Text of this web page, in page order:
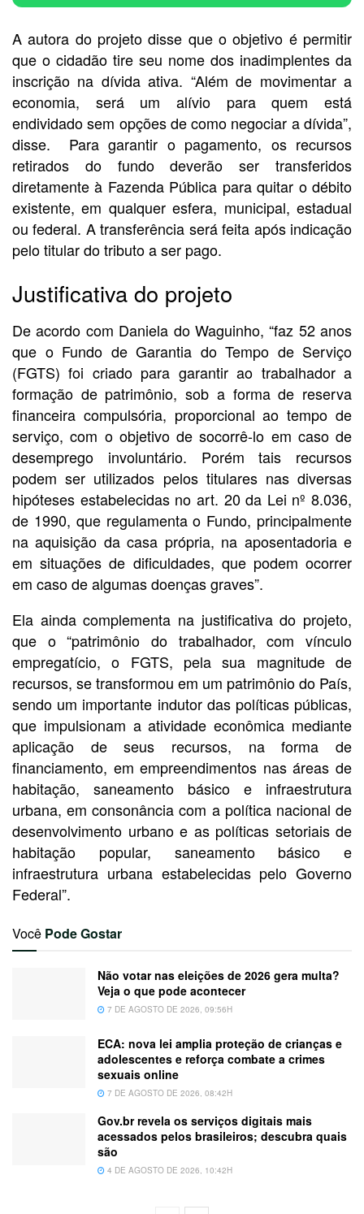
A autora do projeto disse que o objetivo é permitir
que o cidadão tire seu nome dos inadimplentes da
inscrição na dívida ativa. “Além de movimentar a
economia, será um alívio para quem está
endividado sem opções de como negociar a dívida”,
disse. Para garantir o pagamento, os recursos
retirados do fundo deverão ser transferidos
diretamente à Fazenda Pública para quitar o débito
existente, em qualquer esfera, municipal, estadual
ou federal. A transferência será feita após indicação
pelo titular do tributo a ser pago.
Justificativa do projeto
De acordo com Daniela do Waguinho, “faz 52 anos
que o Fundo de Garantia do Tempo de Serviço
(FGTS) foi criado para garantir ao trabalhador a
formação de patrimônio, sob a forma de reserva
financeira compulsória, proporcional ao tempo de
serviço, com o objetivo de socorrê-lo em caso de
desemprego involuntário. Porém tais recursos
podem ser utilizados pelos titulares nas diversas
hipóteses estabelecidas no art. 20 da Lei nº 8.036,
de 1990, que regulamenta o Fundo, principalmente
na aquisição da casa própria, na aposentadoria e
em situações de dificuldades, que podem ocorrer
em caso de algumas doenças graves”.
Ela ainda complementa na justificativa do projeto,
que o “patrimônio do trabalhador, com vínculo
empregatício, o FGTS, pela sua magnitude de
recursos, se transformou em um patrimônio do País,
sendo um importante indutor das políticas públicas,
que impulsionam a atividade econômica mediante
aplicação de seus recursos, na forma de
financiamento, em empreendimentos nas áreas de
habitação, saneamento básico e infraestrutura
urbana, em consonância com a política nacional de
desenvolvimento urbano e as políticas setoriais de
habitação popular, saneamento básico e
infraestrutura urbana estabelecidas pelo Governo
Federal”.
Você Pode Gostar
Não votar nas eleições de 2026 gera multa?
Veja o que pode acontecer
7 DE AGOSTO DE 2026, 09:56H
ECA: nova lei amplia proteção de crianças e
adolescentes e reforça combate a crimes
sexuais online
7 DE AGOSTO DE 2026, 08:42H
Gov.br revela os serviços digitais mais
acessados pelos brasileiros; descubra quais
são
4 DE AGOSTO DE 2026, 10:42H